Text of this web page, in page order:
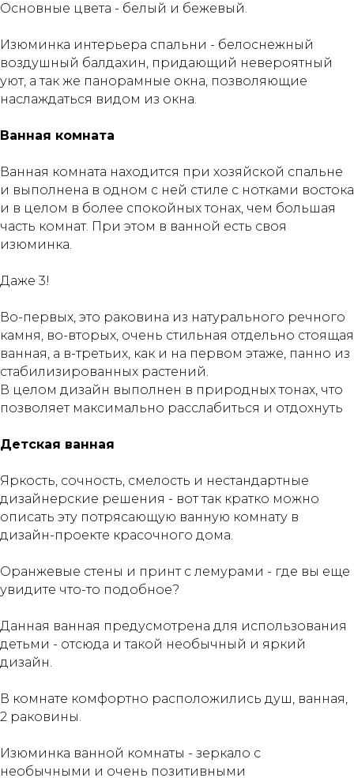
Основные цвета - белый и бежевый.⠀
Изюминка интерьера спальни - белоснежный
воздушный балдахин, придающий невероятный
уют, а так же панорамные окна, позволяющие
наслаждаться видом из окна.⠀
Ванная комната
Ванная комната находится при хозяйской спальне
и выполнена в одном с ней стиле с нотками востока
и в целом в более спокойных тонах, чем большая
часть комнат. При этом в ванной есть своя
изюминка. ⠀
Даже 3!⠀
Во-первых, это раковина из натурального речного
камня, во-вторых, очень стильная отдельно стоящая
ванная, а в-третьих, как и на первом этаже, панно из
стабилизированных растений. ⠀
В целом дизайн выполнен в природных тонах, что
позволяет максимально расслабиться и отдохнуть⠀
Детская ванная
Яркость, сочность, смелость и нестандартные
дизайнерские решения - вот так кратко можно
описать эту потрясающую ванную комнату в
дизайн-проекте красочного дома.⠀
Оранжевые стены и принт с лемурами - где вы еще
увидите что-то подобное? ⠀
Данная ванная предусмотрена для использования
детьми - отсюда и такой необычный и яркий
дизайн.⠀
В комнате комфортно расположились душ, ванная,
2 раковины. ⠀
Изюминка ванной комнаты - зеркало с
необычными и очень позитивными